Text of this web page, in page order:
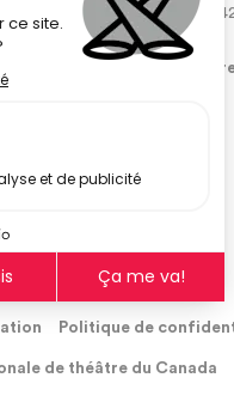
de théâtre du Canada
Politique de